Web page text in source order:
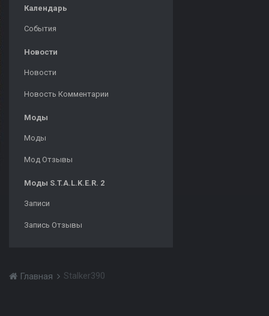
Календарь
События
Новости
Новости
Новость Комментарии
Моды
Моды
Мод Отзывы
Моды S.T.A.L.K.E.R. 2
Записи
Запись Отзывы
Главная Stalker390